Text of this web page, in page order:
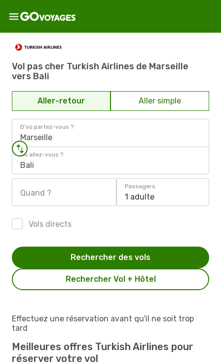
Vol pas cher Turkish Airlines de Marseille
vers Bali
Aller-retour Aller simple
D'où partez-vous ?
Marseille
Où allez-vous ?
Bali
Quand ?
Passagers
1 adulte
Vols directs
Rechercher Vol + Hôtel
Rechercher des vols
Effectuez une réservation avant qu'il ne soit trop
tard
Meilleures offres Turkish Airlines pour
réserver votre vol